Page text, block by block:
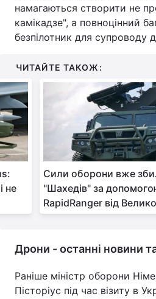
намагаються створити не
камікадзе", а повноцінний
безпілотник для супроводу
ЧИТАЙТЕ ТАКОЖ:
не
Сили оборони вже
"Шахедів" за
RapidRanger від
Дрони - останні новини
Раніше міністр оборони
Пісторіус під час візиту в